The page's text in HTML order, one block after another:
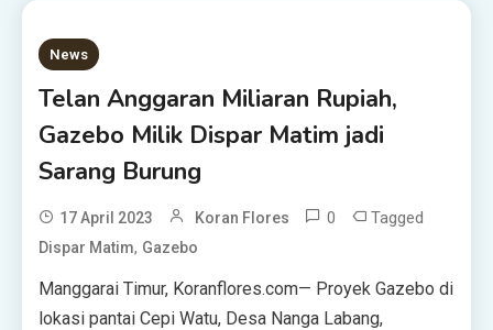
News
Telan Anggaran Miliaran Rupiah,
Gazebo Milik Dispar Matim jadi
Sarang Burung
17 April 2023 Koran Flores 0 Tagged
Dispar Matim, Gazebo
Manggarai Timur, Koranflores.com— Proyek Gazebo di
lokasi pantai Cepi Watu, Desa Nanga Labang,